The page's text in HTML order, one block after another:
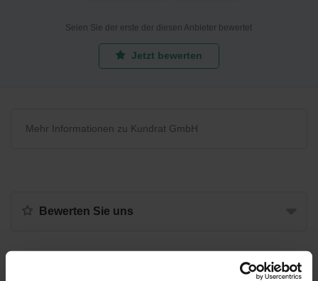
Seien Sie der erste der diesen Anbieter bewertet
Jetzt bewerten
Mehr Informationen zu Kundrat GmbH
Bewerten Sie uns